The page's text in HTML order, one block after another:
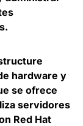
hardware y
se ofrece
servidores
Red Hat